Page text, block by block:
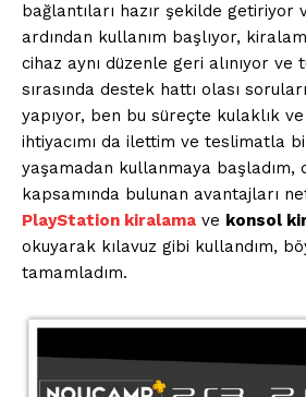
bağlantıları hazır şekilde getiriyor
ardından kullanım başlıyor,
cihaz aynı düzenle geri alınıyor ve
sırasında destek hattı olası
yapıyor, ben bu süreçte kulaklık
ihtiyacımı da ilettim ve teslimatla
yaşamadan kullanmaya başladım,
kapsamında bulunan avantajları
PlayStation kiralama ve konsol
okuyarak kılavuz gibi kullandım,
tamamladım.